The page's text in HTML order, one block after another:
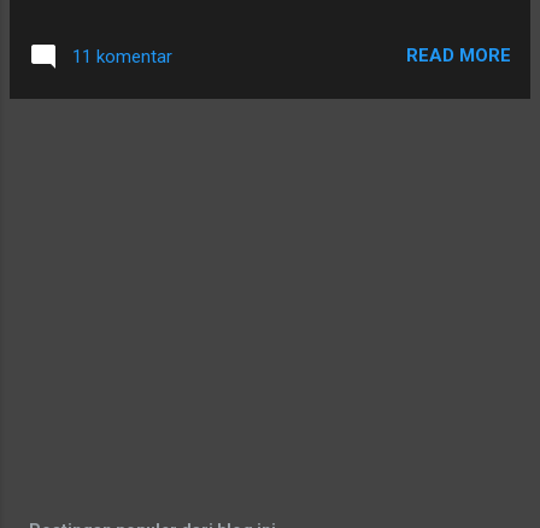
11 komentar READ MORE